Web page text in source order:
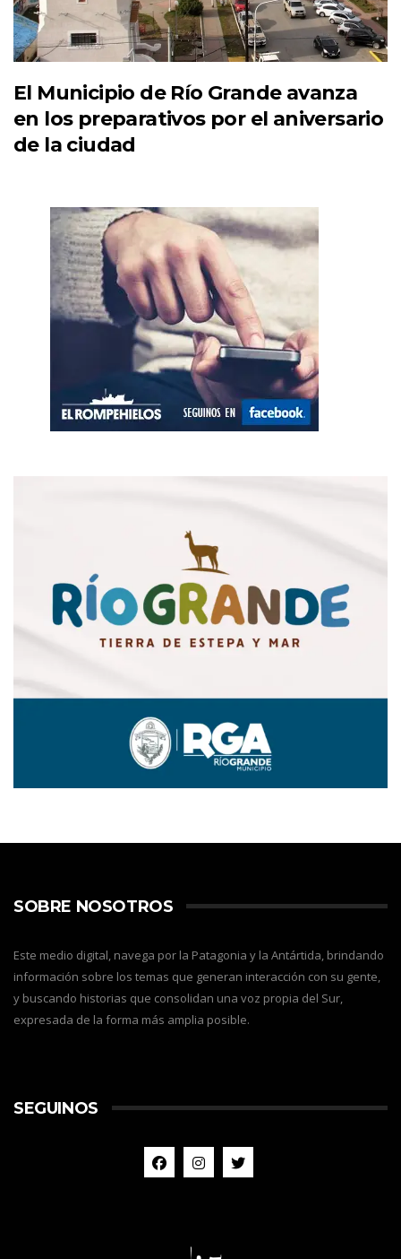
El Municipio de Río Grande avanza
en los preparativos por el aniversario
de la ciudad
SOBRE NOSOTROS
Este medio digital, navega por la Patagonia y la Antártida, brindando
información sobre los temas que generan interacción con su gente,
y buscando historias que consolidan una voz propia del Sur,
expresada de la forma más amplia posible.
SEGUINOS